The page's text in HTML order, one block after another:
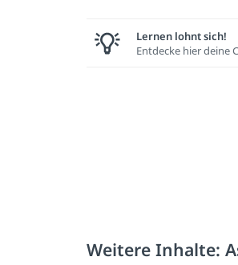
Lernen lohnt sich!
Entdecke hier deine
Weitere Inhalte: